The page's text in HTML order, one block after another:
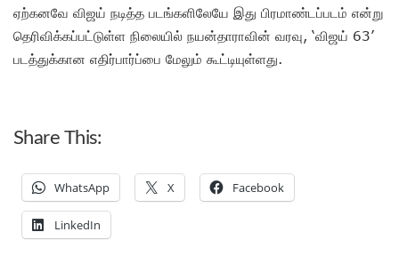
ஏற்கனவே விஜய் நடித்த படங்களிலேயே இது பிரமாண்டப்படம் என்று
தெரிவிக்கப்பட்டுள்ள நிலையில் நயன்தாராவின் வரவு, ‘விஜய் 63’
படத்துக்கான எதிர்பார்ப்பை மேலும் கூட்டியுள்ளது.
Share This:
WhatsApp X Facebook
LinkedIn